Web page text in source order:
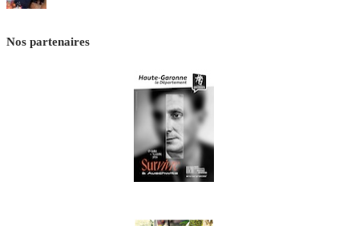
Nos partenaires